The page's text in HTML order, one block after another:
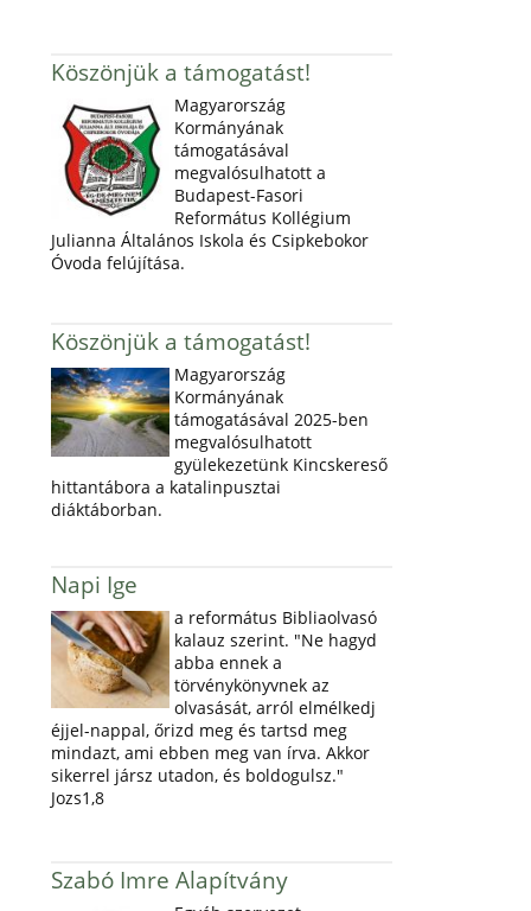
Köszönjük a támogatást!
Magyarország
Kormányának
támogatásával
megvalósulhatott a
Budapest-Fasori
Református Kollégium
Julianna Általános Iskola és Csipkebokor
Óvoda felújítása.
Köszönjük a támogatást!
Magyarország
Kormányának
támogatásával 2025-ben
megvalósulhatott
gyülekezetünk Kincskereső
hittantábora a katalinpusztai
diáktáborban.
Napi Ige
a református Bibliaolvasó
kalauz szerint. "Ne hagyd
abba ennek a
törvénykönyvnek az
olvasását, arról elmélkedj
éjjel-nappal, őrizd meg és tartsd meg
mindazt, ami ebben meg van írva. Akkor
sikerrel jársz utadon, és boldogulsz."
Jozs1,8
Szabó Imre Alapítvány